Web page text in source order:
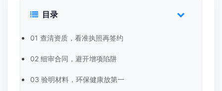
目录
01 查清资质，看准执照再签约
02 细审合同，避开增项陷阱
03 验明材料，环保健康放第一